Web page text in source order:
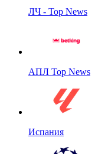
ЛЧ - Top News
АПЛ Top News
Испания